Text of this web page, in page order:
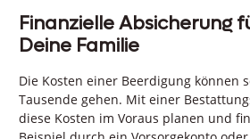
Finanzielle Absicherung
Deine Familie
Die Kosten einer Beerdigung können
Tausende gehen. Mit einer
diese Kosten im Voraus planen und